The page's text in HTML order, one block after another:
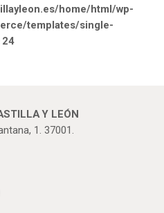
home/html/wp-
templates/single-
24
Y LEÓN
1. 37001.